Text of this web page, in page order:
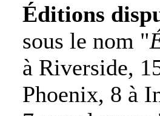
Éditions
sous le nom "
à Riverside,
Phoenix, 8 à